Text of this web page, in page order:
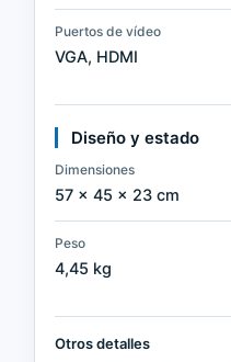
Puertos de vídeo
VGA, HDMI
Diseño y estado
Dimensiones
57 × 45 × 23 cm
Peso
4,45 kg
Otros detalles